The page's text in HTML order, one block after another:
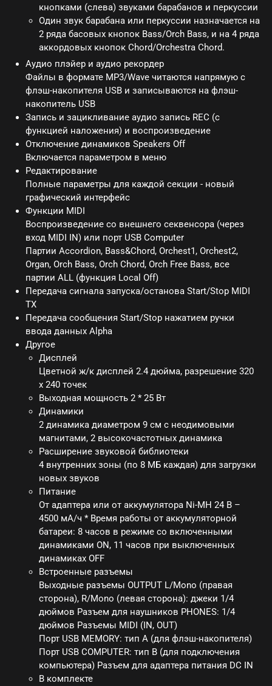
кнопками (слева) звуками барабанов и перкуссии
Один звук барабана или перкуссии назначается на
2 ряда басовых кнопок Bass/Orch Bass, и на 4 ряда
аккордовых кнопок Chord/Orchestra Chord.
Аудио плэйер и аудио рекордер
Файлы в формате MP3/Wave читаются напрямую с
флэш-накопителя USB и записываются на флэш-
накопитель USB
Запись и зацикливание аудио запись REC (с
функцией наложения) и воспроизведение
Отключение динамиков Speakers Off
Включается параметром в меню
Редактирование
Полные параметры для каждой секции - новый
графический интерфейс
Функции MIDI
Воспроизведение со внешнего секвенсора (через
вход MIDI IN) или порт USB Computer
Партии Accordion, Bass&Chord, Orchest1, Orchest2,
Organ, Orch Bass, Orch Chord, Orch Free Bass, все
партии ALL (функция Local Off)
Передача сигнала запуска/останова Start/Stop MIDI
TX
Передача сообщения Start/Stop нажатием ручки
ввода данных Alpha
Другое
Дисплей
Цветной ж/к дисплей 2.4 дюйма, разрешение 320
x 240 точек
Выходная мощность 2 * 25 Вт
Динамики
2 динамика диаметром 9 см с неодимовыми
магнитами, 2 высокочастотных динамика
Расширение звуковой библиотеки
4 внутренних зоны (по 8 МБ каждая) для загрузки
новых звуков
Питание
От адаптера или от аккумулятора Ni-MH 24 В –
4500 мА/ч * Время работы от аккумуляторной
батареи: 8 часов в режиме со включенными
динамиками ON, 11 часов при выключенных
динамиках OFF
Встроенные разъемы
Выходные разъемы OUTPUT L/Mono (правая
сторона), R/Mono (левая сторона): джеки 1/4
дюймов Разъем для наушников PHONES: 1/4
дюймов Разъемы MIDI (IN, OUT)
Порт USB MEMORY: тип A (для флэш-накопителя)
Порт USB COMPUTER: тип B (для подключения
компьютера) Разъем для адаптера питания DC IN
В комплекте